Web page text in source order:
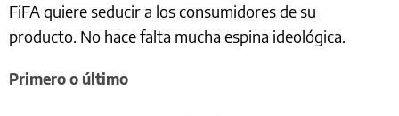
FiFA quiere seducir a los consumidores de su
producto. No hace falta mucha espina ideológica.
Primero o último